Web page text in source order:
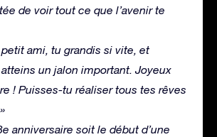
de voir tout ce que l’avenir te
ami, tu grandis si vite, et
atteins un jalon important. Joyeux
! Puisses-tu réaliser tous tes rêves
anniversaire soit le début d’une